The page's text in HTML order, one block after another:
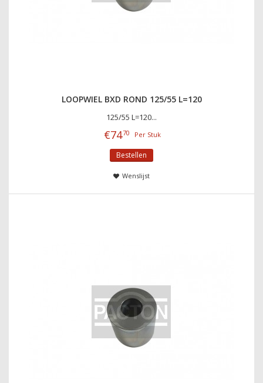
LOOPWIEL BXD ROND 125/55 L=120
125/55 L=120...
€7470 Per Stuk
Bestellen
Wenslijst